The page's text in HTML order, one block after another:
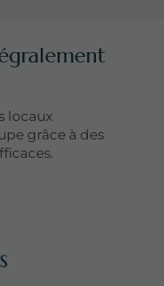
locaux
grâce à des